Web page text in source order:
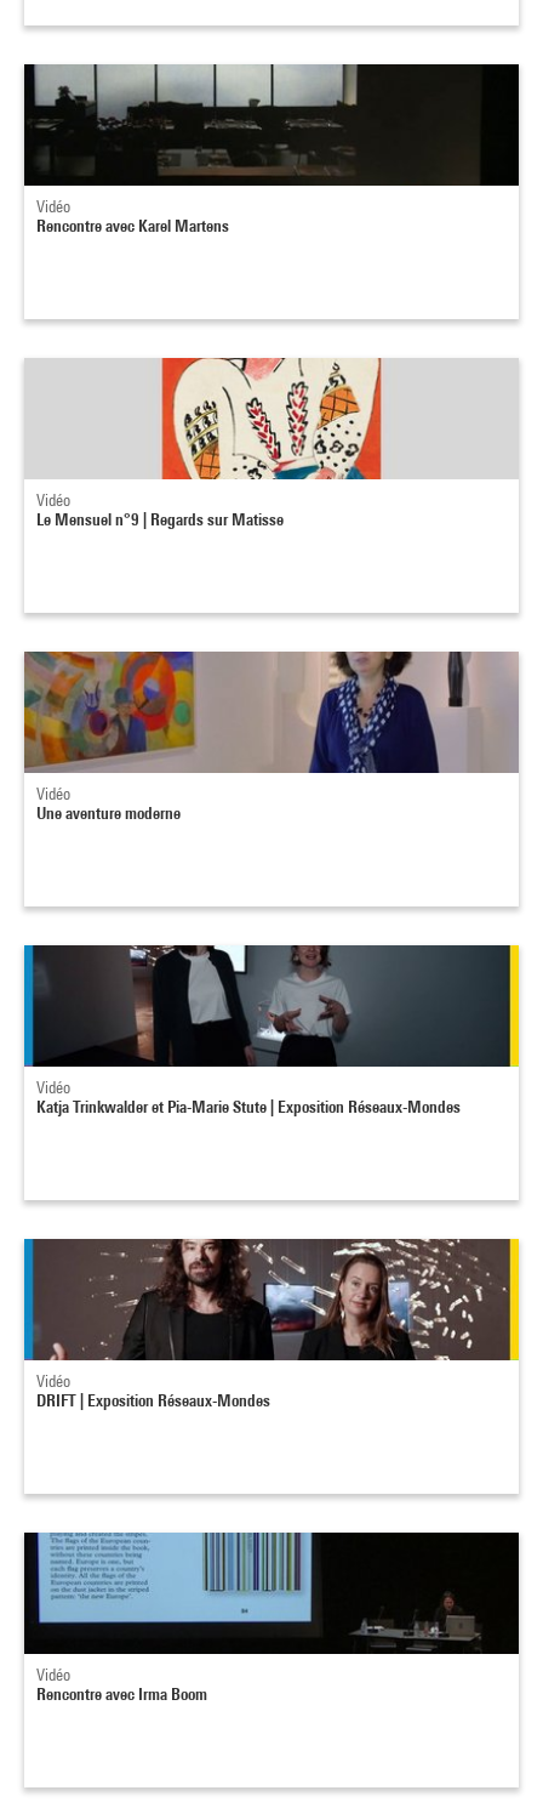
Vidéo
Rencontre avec Karel Martens
Vidéo
Le Mensuel n°9 | Regards sur Matisse
Vidéo
Une aventure moderne
Vidéo
Katja Trinkwalder et Pia-Marie Stute | Exposition Réseaux-Mondes
Vidéo
DRIFT | Exposition Réseaux-Mondes
Vidéo
Rencontre avec Irma Boom